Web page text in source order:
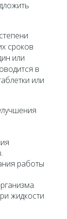
сроков
или
в
или
работы
жидкости